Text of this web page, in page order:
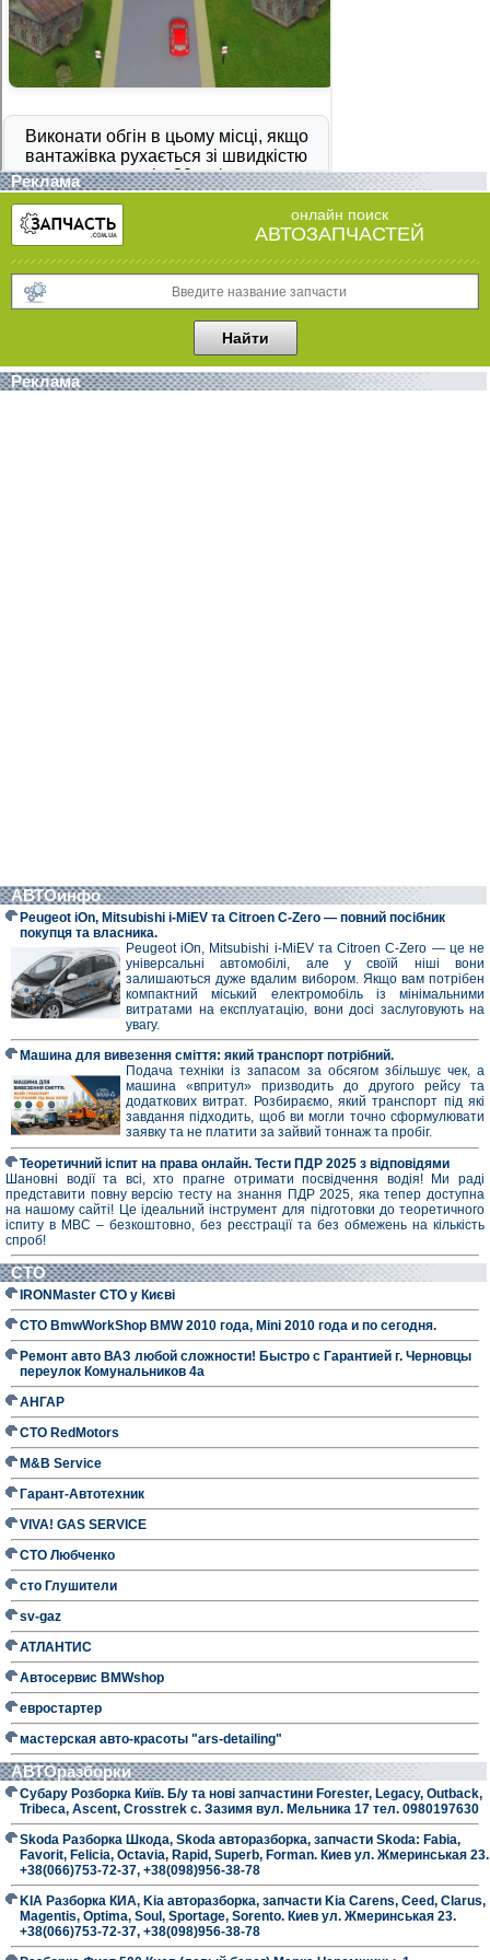
Реклама
онлайн поиск
АВТОЗАПЧАСТЕЙ
Реклама
АВТОинфо
Peugeot iOn, Mitsubishi i-MiEV та Citroen C-Zero — повний посібник
покупця та власника.
Peugeot iOn, Mitsubishi i-MiEV та Citroen C-Zero — це не
універсальні автомобілі, але у своїй ніші вони
залишаються дуже вдалим вибором. Якщо вам потрібен
компактний міський електромобіль із мінімальними
витратами на експлуатацію, вони досі заслуговують на
увагу.
Машина для вивезення сміття: який транспорт потрібний.
Подача техніки із запасом за обсягом збільшує чек, а
машина «впритул» призводить до другого рейсу та
додаткових витрат. Розбираємо, який транспорт під які
завдання підходить, щоб ви могли точно сформулювати
заявку та не платити за зайвий тоннаж та пробіг.
Теоретичний іспит на права онлайн. Тести ПДР 2025 з відповідями
Шановні водії та всі, хто прагне отримати посвідчення водія! Ми раді
представити повну версію тесту на знання ПДР 2025, яка тепер доступна
на нашому сайті! Це ідеальний інструмент для підготовки до теоретичного
іспиту в МВС – безкоштовно, без реєстрації та без обмежень на кількість
спроб!
СТО
IRONMaster СТО у Києві
СТО BmwWorkShop BMW 2010 года, Mini 2010 года и по сегодня.
Ремонт авто ВАЗ любой сложности! Быстро с Гарантией г. Черновцы
переулок Комунальников 4а
АНГАР
СТО RedMotors
M&B Service
Гарант-Автотехник
VIVA! GAS SERVICE
СТО Любченко
сто Глушители
sv-gaz
АТЛАНТИС
Автосервис BMWshop
евростартер
мастерская авто-красоты "ars-detailing"
АВТОразборки
Субару Розборка Київ. Б/у та нові запчастини Forester, Legacy, Outback,
Tribeca, Ascent, Crosstrek с. Зазимя вул. Мельника 17 тел. 0980197630
Skoda Разборка Шкода, Skoda авторазборка, запчасти Skoda: Fabia,
Favorit, Felicia, Octavia, Rapid, Superb, Forman. Киев ул. Жмеринськая 23.
+38(066)753-72-37, +38(098)956-38-78
KIA Разборка КИА, Kia авторазборка, запчасти Kia Carens, Ceed, Clarus,
Magentis, Optima, Soul, Sportage, Sorento. Киев ул. Жмеринськая 23.
+38(066)753-72-37, +38(098)956-38-78